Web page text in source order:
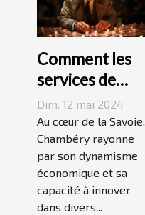
Comment les
services de
détective privé
stimulent
l'économie
locale à
Chambéry
Dim. 12 mai 2024
Au cœur de la Savoie,
Chambéry rayonne
par son dynamisme
économique et sa
capacité à innover
dans divers...